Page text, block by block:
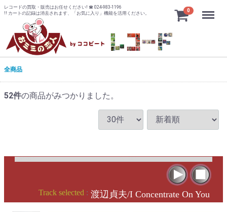
レコードの買取・販売はお任せください! ☎ 024-983-1196
!! カートの記録は消去されます、「お気に入り」機能を活用ください。
0 Menu
全商品
52件の商品がみつかりました。
Track selected : 渡辺貞夫/I Concentrate On You